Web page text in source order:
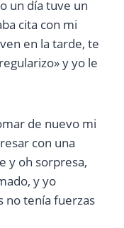
un día tuve un
cita con mi
en la tarde, te
y yo le
de nuevo mi
con una
y oh sorpresa,
y yo
no tenía fuerzas